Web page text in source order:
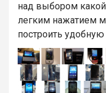
над выбором
легким нажатием
построить